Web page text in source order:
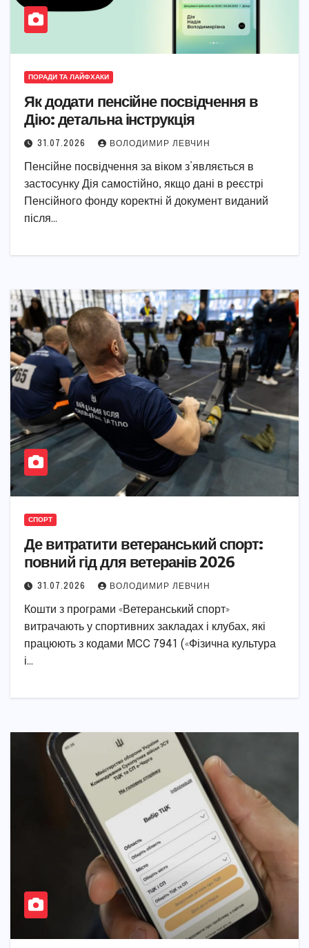
ПОРАДИ ТА ЛАЙФХАКИ
Як додати пенсійне посвідчення в
Дію: детальна інструкція
31.07.2026 ВОЛОДИМИР ЛЕВЧИН
Пенсійне посвідчення за віком з’являється в
застосунку Дія самостійно, якщо дані в реєстрі
Пенсійного фонду коректні й документ виданий
після…
СПОРТ
Де витратити ветеранський спорт:
повний гід для ветеранів 2026
31.07.2026 ВОЛОДИМИР ЛЕВЧИН
Кошти з програми «Ветеранський спорт»
витрачають у спортивних закладах і клубах, які
працюють з кодами MCC 7941 («Фізична культура
і…